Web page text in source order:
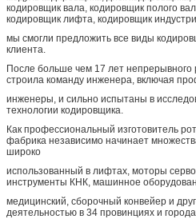
кодировщик вала, кодировщик полого
кодировщик лифта, кодировщик
мы смогли предложить все виды
клиента.
После больше чем 17 лет
строила команду инженера, включая
инженеры, и сильно испытаны в
технологии кодировщика.
Как профессиональный изготовитель
фабрика независимо начинает
широко
использованный в лифтах, моторы
инструменты КНК, машинное
медицинский, сборочный конвейер и
деятельностью в 34 провинциях и